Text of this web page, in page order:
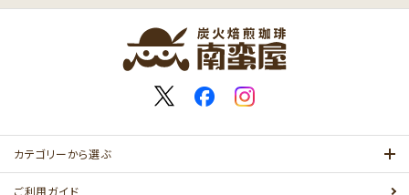
カテゴリーから選ぶ
ご利用ガイド